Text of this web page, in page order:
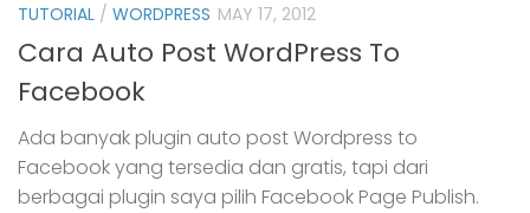
TUTORIAL / WORDPRESS MAY 17, 2012
Cara Auto Post WordPress To
Facebook
Ada banyak plugin auto post Wordpress to
Facebook yang tersedia dan gratis, tapi dari
berbagai plugin saya pilih Facebook Page Publish.